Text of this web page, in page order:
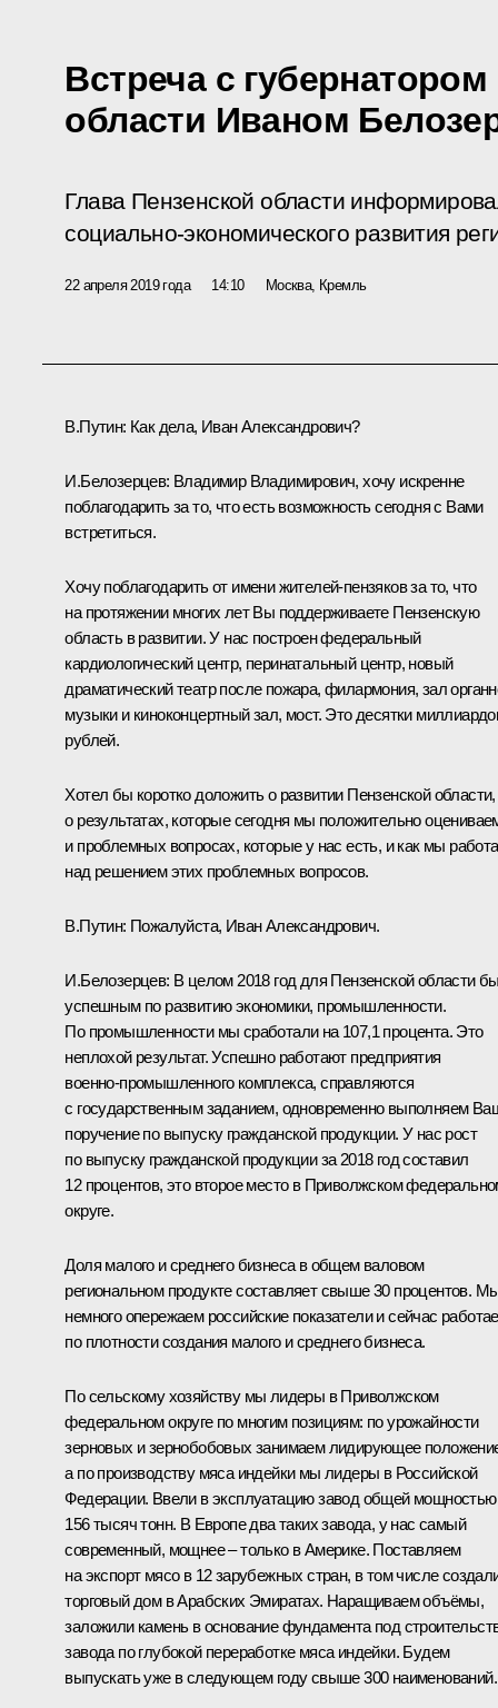
Встреча с
области Иваном
Глава Пензенской области
социально-экономического развития
22 апреля 2019 года 14:10 Москва, Кремль
В.Путин: Как дела, Иван Александрович?
И.Белозерцев: Владимир Владимирович, хочу искренне
поблагодарить за то, что есть возможность сегодня с Вами
встретиться.
Хочу поблагодарить от имени жителей-пензяков за то, что
на протяжении многих лет Вы поддерживаете Пензенскую
область в развитии. У нас построен федеральный
кардиологический центр, перинатальный центр, новый
драматический театр после пожара, филармония, зал
музыки и киноконцертный зал, мост. Это десятки
рублей.
Хотел бы коротко доложить о развитии Пензенской области,
о результатах, которые сегодня мы положительно
и проблемных вопросах, которые у нас есть, и как мы
над решением этих проблемных вопросов.
В.Путин: Пожалуйста, Иван Александрович.
И.Белозерцев: В целом 2018 год для Пензенской области
успешным по развитию экономики, промышленности.
По промышленности мы сработали на 107,1 процента. Это
неплохой результат. Успешно работают предприятия
военно‑промышленного комплекса, справляются
с государственным заданием, одновременно выполняем
поручение по выпуску гражданской продукции. У нас рост
по выпуску гражданской продукции за 2018 год составил
12 процентов, это второе место в Приволжском
округе.
Доля малого и среднего бизнеса в общем валовом
региональном продукте составляет свыше 30 процентов.
немного опережаем российские показатели и сейчас
по плотности создания малого и среднего бизнеса.
По сельскому хозяйству мы лидеры в Приволжском
федеральном округе по многим позициям: по урожайности
зерновых и зернобобовых занимаем лидирующее
а по производству мяса индейки мы лидеры в Российской
Федерации. Ввели в эксплуатацию завод общей мощностью
156 тысяч тонн. В Европе два таких завода, у нас самый
современный, мощнее – только в Америке. Поставляем
на экспорт мясо в 12 зарубежных стран, в том числе
торговый дом в Арабских Эмиратах. Наращиваем объёмы,
заложили камень в основание фундамента под
завода по глубокой переработке мяса индейки. Будем
выпускать уже в следующем году свыше 300 наименований.